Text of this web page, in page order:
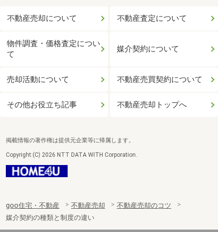
不動産売却について 不動産査定について
物件調査・価格査定につい
て
媒介契約について
売却活動について 不動産売買契約について
その他お役立ち記事 不動産売却トップへ
掲載情報の著作権は提供元企業等に帰属します。
Copyright:(C) 2026 NTT DATA WITH Corporation.
goo住宅・不動産 不動産売却
不動産売却のコツ
媒介契約の種類と制度の違い